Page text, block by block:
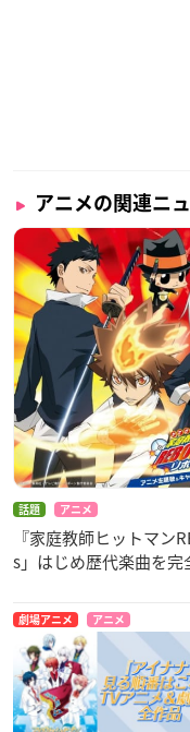
アニメの関連ニ
話題 アニメ
『家庭教師ヒットマン
s」はじめ歴代楽曲を完
劇場アニメ アニメ